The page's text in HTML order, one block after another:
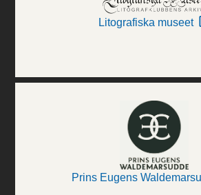
Litografiska museet
Prins Eugens